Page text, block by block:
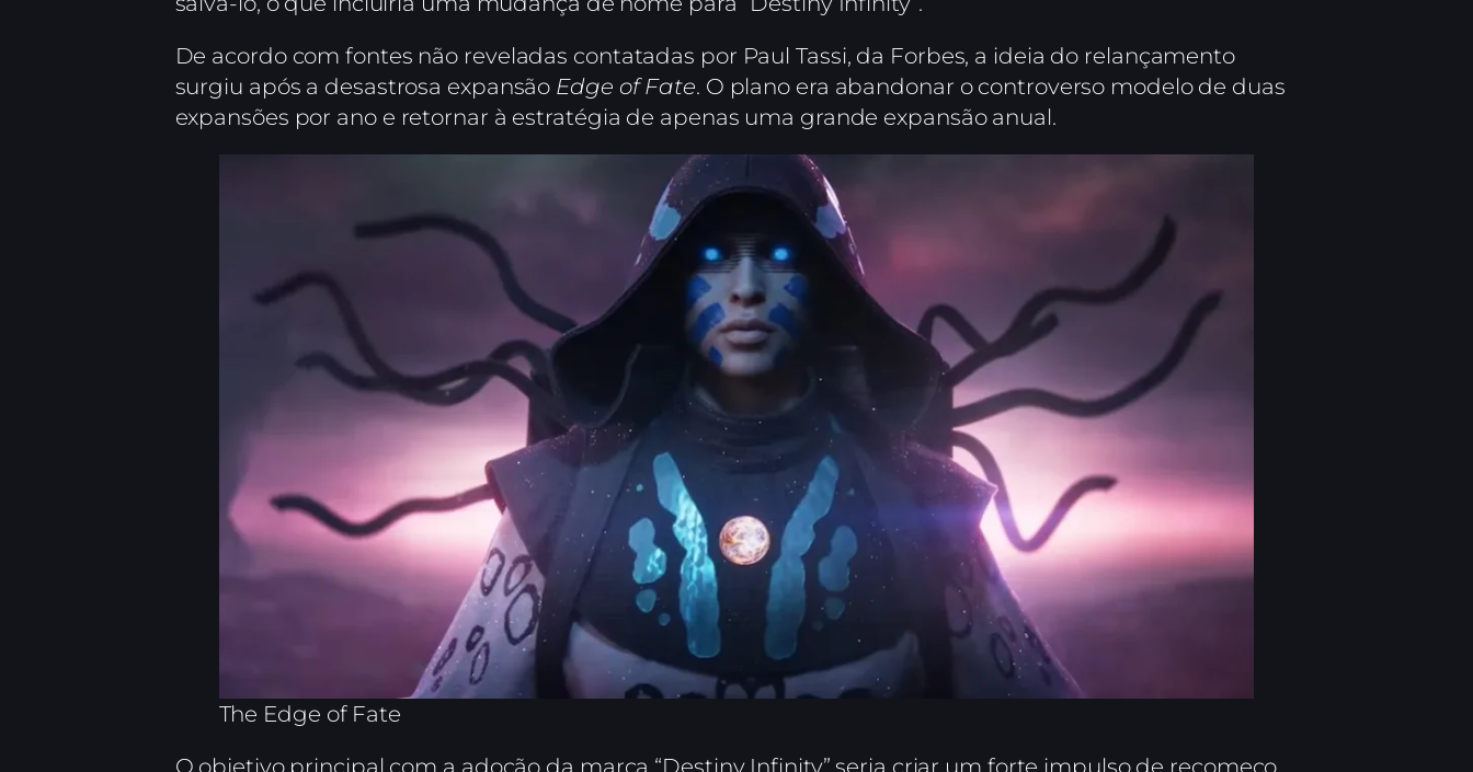
De acordo com fontes não reveladas contatadas por Paul Tassi, da Forbes, a ideia do relançamento
surgiu após a desastrosa expansão Edge of Fate. O plano era abandonar o controverso modelo de duas
expansões por ano e retornar à estratégia de apenas uma grande expansão anual.
The Edge of Fate
O objetivo principal com a adoção da marca “Destiny Infinity” seria criar um forte impulso de recomeço,